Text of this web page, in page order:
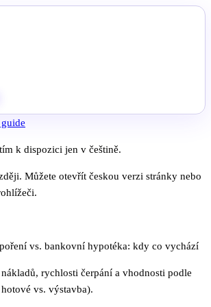
k dispozici jen v češtině.
Můžete otevřít českou verzi stránky nebo
vs. bankovní hypotéka: kdy co vychází
rychlosti čerpání a vhodnosti podle
vs. výstavba).